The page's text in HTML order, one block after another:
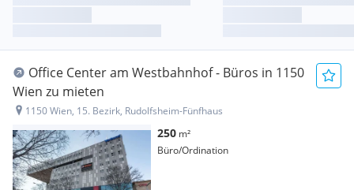
Office Center am Westbahnhof - Büros in 1150
Wien zu mieten
1150 Wien, 15. Bezirk, Rudolfsheim-Fünfhaus
250 m²
Büro/Ordination